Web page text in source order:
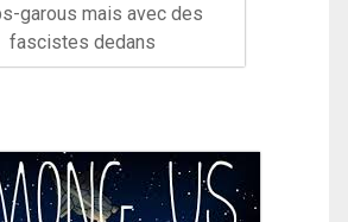
garous mais avec des
fascistes dedans